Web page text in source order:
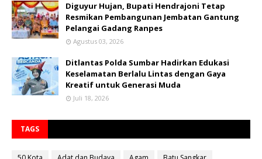
Diguyur Hujan, Bupati Hendrajoni Tetap
Resmikan Pembangunan Jembatan Gantung
Pelangai Gadang Ranpes
Agustus 03, 2026
Ditlantas Polda Sumbar Hadirkan Edukasi
Keselamatan Berlalu Lintas dengan Gaya
Kreatif untuk Generasi Muda
Juli 18, 2026
TAGS